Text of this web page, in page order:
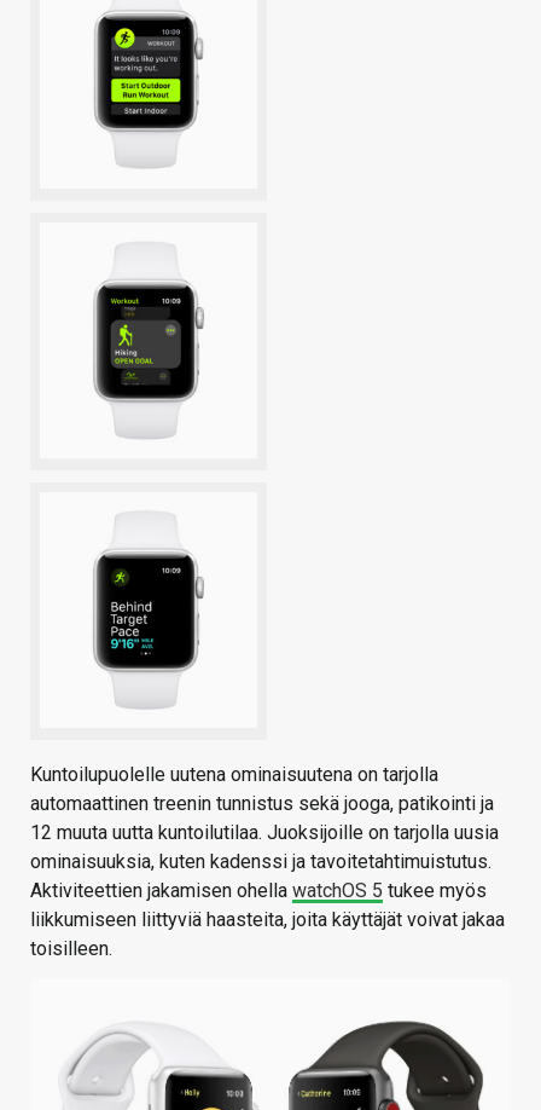
Kuntoilupuolelle uutena ominaisuutena on tarjolla
automaattinen treenin tunnistus sekä jooga, patikointi ja
12 muuta uutta kuntoilutilaa. Juoksijoille on tarjolla uusia
ominaisuuksia, kuten kadenssi ja tavoitetahtimuistutus.
Aktiviteettien jakamisen ohella watchOS 5 tukee myös
liikkumiseen liittyviä haasteita, joita käyttäjät voivat jakaa
toisilleen.